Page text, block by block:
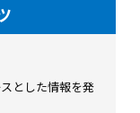
とした情報を発